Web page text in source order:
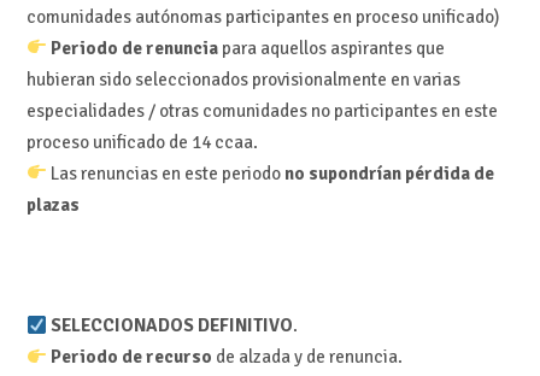
comunidades autónomas participantes en proceso unificado)
Periodo de renunciapara aquellos aspirantes que
hubieran sido seleccionados provisionalmente en varias
especialidades / otras comunidades no participantes en este
proceso unificado de 14 ccaa.
Las renuncias en este periodo no supondrían pérdida de
plazas
SELECCIONADOS DEFINITIVO.
Periodo de recurso de alzada y de renuncia.